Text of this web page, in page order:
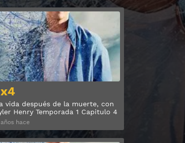
Ver
vida después de la muerte, con
Henry Temporada 1 Capitulo 4
hace